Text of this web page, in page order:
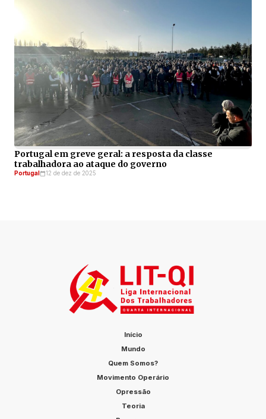
Portugal em greve geral: a resposta da classe
trabalhadora ao ataque do governo
Portugal 12 de dez de 2025
Início
Mundo
Quem Somos?
Movimento Operário
Opressão
Teoria